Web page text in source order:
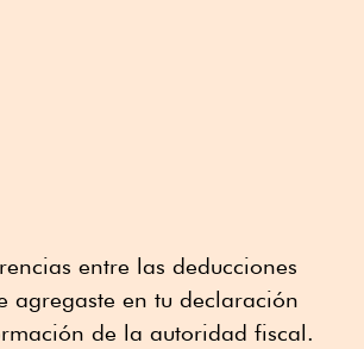
entre las deducciones
agregaste en tu declaración
de la autoridad fiscal.